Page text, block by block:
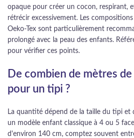
opaque pour créer un cocon, respirant,
rétrécir excessivement. Les
Oeko-Tex sont particulièrement
prolongé avec la peau des enfants.
pour vérifier ces points.
De combien de mètres
pour un tipi ?
La quantité dépend de la taille du tipi et
un modèle enfant classique à 4 ou 5
d'environ 140 cm, comptez souvent